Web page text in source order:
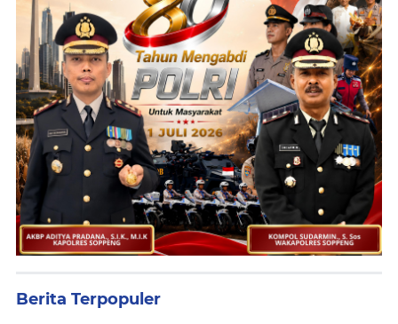
Berita Terpopuler